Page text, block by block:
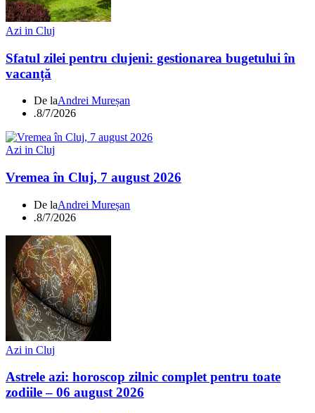
Azi in Cluj
Sfatul zilei pentru clujeni: gestionarea bugetului în
vacanță
De laAndrei Mureșan
.8/7/2026
Azi in Cluj
Vremea în Cluj, 7 august 2026
De laAndrei Mureșan
.8/7/2026
Azi in Cluj
Astrele azi: horoscop zilnic complet pentru toate
zodiile – 06 august 2026